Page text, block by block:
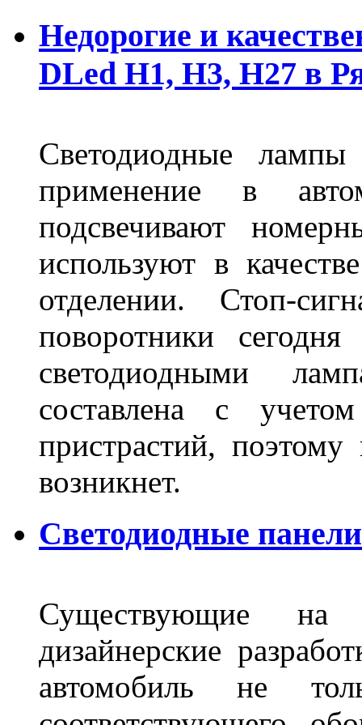
Недорогие и
DLed Н1, Н3, Н27 в
Светодиодные
применение в
подсвечивают
используют в
отделении. Стоп-
поворотники
светодиодными
составлена с
пристрастий,
возникнет.
Светодиодные
Существующие
дизайнерские
автомобиль не